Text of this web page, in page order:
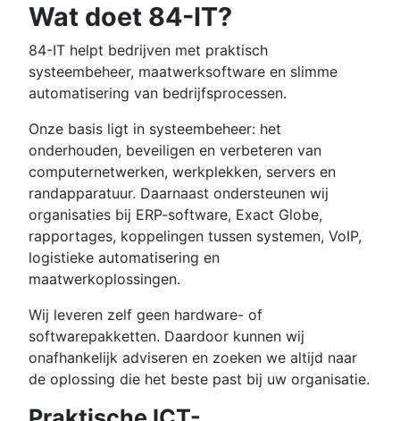
Wat doet 84-IT?
84-IT helpt bedrijven met praktisch
systeembeheer, maatwerksoftware en slimme
automatisering van bedrijfsprocessen.
Onze basis ligt in systeembeheer: het
onderhouden, beveiligen en verbeteren van
computernetwerken, werkplekken, servers en
randapparatuur. Daarnaast ondersteunen wij
organisaties bij ERP-software, Exact Globe,
rapportages, koppelingen tussen systemen, VoIP,
logistieke automatisering en
maatwerkoplossingen.
Wij leveren zelf geen hardware- of
softwarepakketten. Daardoor kunnen wij
onafhankelijk adviseren en zoeken we altijd naar
de oplossing die het beste past bij uw organisatie.